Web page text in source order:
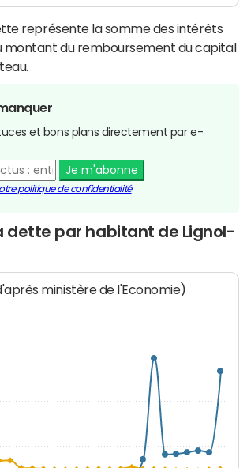
représente la somme des intérêts
montant du remboursement du capital
et bons plans directement par e-
Je m'abonne
politique de confidentialité
dette par habitant de Lignol-
ministère de l'Economie)